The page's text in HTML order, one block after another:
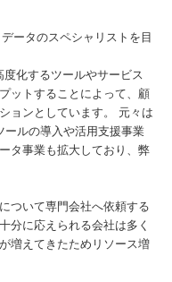
ータのスペシャリストを目
化するツールやサービス
ットすることによって、顧
ョンとしています。 元々は
ルの導入や活用支援事業
タ事業も拡大しており、弊
ついて専門会社へ依頼する
分に応えられる会社は多く
増えてきたためリソース増